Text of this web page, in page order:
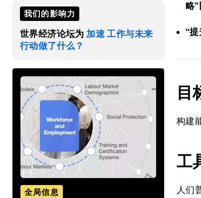
我们的影响力
世界经济论坛为 加速 工作与未来
行动做了什么？
全局信息
略”
“
目
构建
工
人们